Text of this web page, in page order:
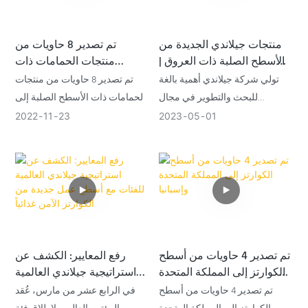
للمساحات الداخلية.
تم تصدير 8 حاويات من
منتجات الحمامات ذات
الأسطح الصلبة إلى الولايات
المتحدة وكندا
تم تصدير 8 حاويات من منتجات
الحمامات ذات الأسطح الصلبة إلى
يتم تصنيع أحواض الأسطح الصلبة
وصواني الاستحمام في مصنع
جيلاندي.
2022 11 23
منتجات جيلاندي الجديدة من
الأسطح الصلبة ذات العروق |
جيلاندي
تولي شركة جيلاندي أهمية بالغة
للبحث والتطوير في مجال
المنتجات والألوان الجديدة. وقد
جديداً بتجاوزها القيود التقنية من
خلال تطويرها لحجر عروق الأسطح
الصلبة.
2023 05 01
رفع المعايير: الكشف عن
استراتيجية جيلاندي العالمية
للفئات مع أسطح عمل جديدة
في الرابع عشر من مارس، عُقد
تم تصدير 4 حاويات من أسطح
الكوارتز إلى المملكة المتحدة
وإسبانيا
تم تصدير 4 حاويات من أسطح